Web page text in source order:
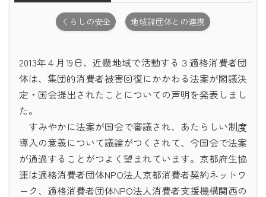
くらしの安全 地域諸団体との連携
2013年４月19日、近畿地域で活動する３適格消費者団
体は、集団的消費者被害回復にかかわる法案が閣議決
定・国会提出されたことについての声明を発表しまし
た。
すみやかに法案が国会で審議され、あたらしい制度
導入の意義について議論がつくされて、今国会で法案
が通過することがつよく望まれています。京都府生協
連は適格消費者団体NPO法人京都消費者契約ネットワ
ーク、適格消費者団体NPO法人消費者支援機構関西の